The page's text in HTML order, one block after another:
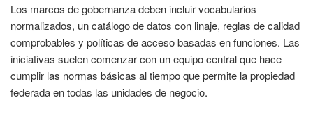
Los marcos de gobernanza deben incluir vocabularios
normalizados, un catálogo de datos con linaje, reglas de calidad
comprobables y políticas de acceso basadas en funciones. Las
iniciativas suelen comenzar con un equipo central que hace
cumplir las normas básicas al tiempo que permite la propiedad
federada en todas las unidades de negocio.